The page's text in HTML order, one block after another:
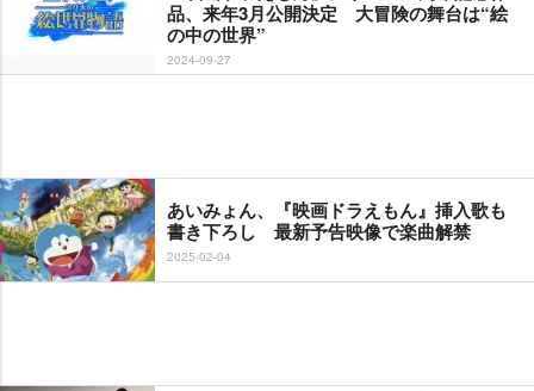
品、来年3月公開決定 大冒険の舞台は“絵
の中の世界”
2024-09-27
あいみょん、『映画ドラえもん』挿入歌も
書き下ろし 最新予告映像で楽曲解禁
2025-02-04